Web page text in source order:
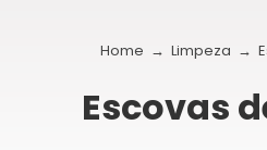
Home → Limpeza →
Escovas